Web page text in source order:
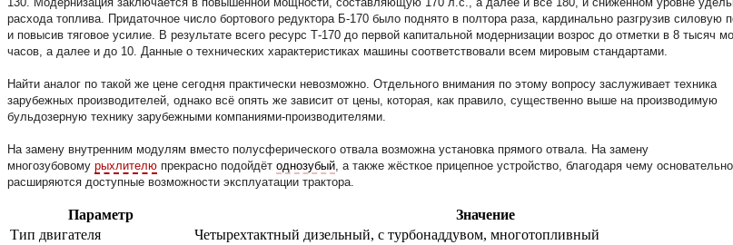
расхода топлива. Придаточное число бортового редуктора Б-170 было поднято в полтора раза, кардинально разгрузив силовую
и повысив тяговое усилие. В результате всего ресурс Т-170 до первой капитальной модернизации возрос до отметки в 8 тысяч
часов, а далее и до 10. Данные о технических характеристиках машины соответствовали всем мировым стандартами.
Найти аналог по такой же цене сегодня практически невозможно. Отдельного внимания по этому вопросу заслуживает техника
зарубежных производителей, однако всё опять же зависит от цены, которая, как правило, существенно выше на производимую
бульдозерную технику зарубежными компаниями-производителями.
На замену внутренним модулям вместо полусферического отвала возможна установка прямого отвала. На замену
многозубовому рыхлителю прекрасно подойдёт однозубый , а также жёсткое прицепное устройство, благодаря чему основательно
расширяются доступные возможности эксплуатации трактора.
Параметр
Значение
Тип двигателя
Четырехтактный дизельный, с турбонаддувом, многотопливный